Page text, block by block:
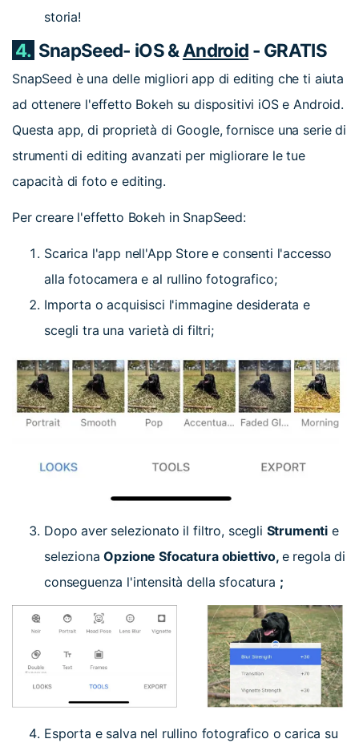
storia!
4. SnapSeed- iOS & Android - GRATIS
SnapSeed è una delle migliori app di editing che ti aiuta
ad ottenere l'effetto Bokeh su dispositivi iOS e Android.
Questa app, di proprietà di Google, fornisce una serie di
strumenti di editing avanzati per migliorare le tue
capacità di foto e editing.
Per creare l'effetto Bokeh in SnapSeed:
Scarica l'app nell'App Store e consenti l'accesso
alla fotocamera e al rullino fotografico;
Importa o acquisisci l'immagine desiderata e
scegli tra una varietà di filtri;
Dopo aver selezionato il filtro, scegli Strumenti e
selezionaOpzione Sfocatura obiettivo, e regola di
conseguenza l'intensità della sfocatura ;
Esporta e salva nel rullino fotografico o carica su